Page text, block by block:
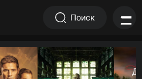
Поиск